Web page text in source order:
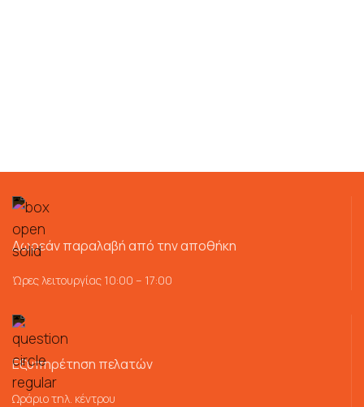
Δωρεάν παραλαβή από την αποθήκη
Ώρες λειτουργίας 10:00 – 17:00
Εξυπηρέτηση πελατών
Ωράριο τηλ. κέντρου